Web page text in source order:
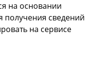
на основании
получения сведений
на сервисе